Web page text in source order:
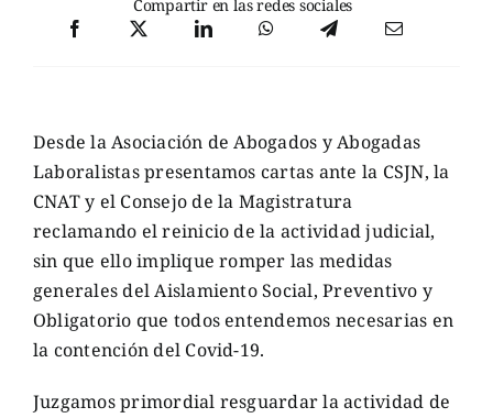
Compartir en las redes sociales
Desde la Asociación de Abogados y Abogadas
Laboralistas presentamos cartas ante la CSJN, la
CNAT y el Consejo de la Magistratura
reclamando el reinicio de la actividad judicial,
sin que ello implique romper las medidas
generales del Aislamiento Social, Preventivo y
Obligatorio que todos entendemos necesarias en
la contención del Covid-19.
Juzgamos primordial resguardar la actividad de